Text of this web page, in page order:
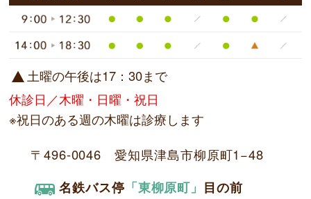
土曜の午後は17：30まで
休診日／木曜・日曜・祝日
※祝日のある週の木曜は診療します
〒496-0046 愛知県津島市柳原町1−48
名鉄バス停 「東柳原町」 目の前